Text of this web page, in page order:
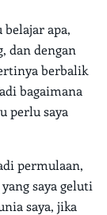
belajar apa,
dan dengan
berbalik
bagaimana
perlu saya
permulaan,
saya geluti
saya, jika